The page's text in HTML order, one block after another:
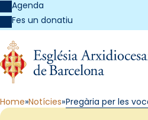
Agenda
Fes un donatiu
Home Notícies Pregària per les